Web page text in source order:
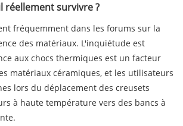
réellement survivre ?
fréquemment dans les forums sur la
des matériaux. L'inquiétude est
aux chocs thermiques est un facteur
matériaux céramiques, et les utilisateurs
lors du déplacement des creusets
à haute température vers des bancs à